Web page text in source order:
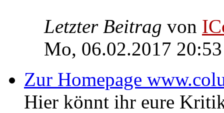
Letzter Beitrag von
Mo, 06.02.2017 20:53
Zur Homepage
Hier könnt ihr eure